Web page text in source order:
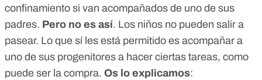
confinamiento si van acompañados de uno de sus
padres. Pero no es así. Los niños no pueden salir a
pasear. Lo que sí les está permitido es acompañar a
uno de sus progenitores a hacer ciertas tareas, como
puede ser la compra. Os lo explicamos: